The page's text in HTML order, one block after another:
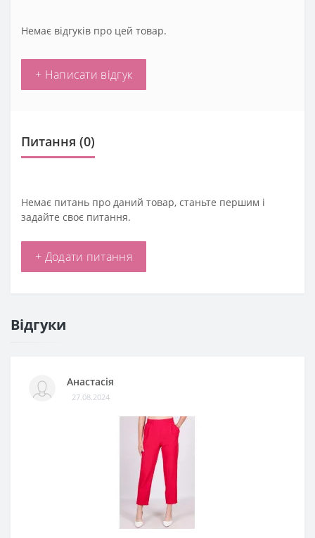
Немає відгуків про цей товар.
+ Написати відгук
Питання (0)
Немає питань про даний товар, станьте першим і
задайте своє питання.
+ Додати питання
Відгуки
Анастасія
27.08.2024